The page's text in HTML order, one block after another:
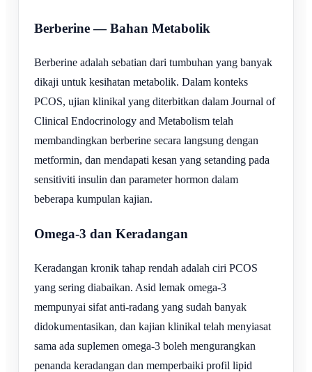
Berberine — Bahan Metabolik
Berberine adalah sebatian dari tumbuhan yang banyak
dikaji untuk kesihatan metabolik. Dalam konteks
PCOS, ujian klinikal yang diterbitkan dalam Journal of
Clinical Endocrinology and Metabolism telah
membandingkan berberine secara langsung dengan
metformin, dan mendapati kesan yang setanding pada
sensitiviti insulin dan parameter hormon dalam
beberapa kumpulan kajian.
Omega-3 dan Keradangan
Keradangan kronik tahap rendah adalah ciri PCOS
yang sering diabaikan. Asid lemak omega-3
mempunyai sifat anti-radang yang sudah banyak
didokumentasikan, dan kajian klinikal telah menyiasat
sama ada suplemen omega-3 boleh mengurangkan
penanda keradangan dan memperbaiki profil lipid